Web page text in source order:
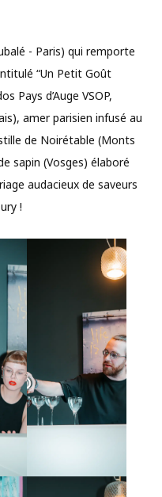
- Paris) qui remporte
“Un Petit Goût
Pays d’Auge VSOP,
amer parisien infusé au
de Noirétable (Monts
sapin (Vosges) élaboré
audacieux de saveurs
!